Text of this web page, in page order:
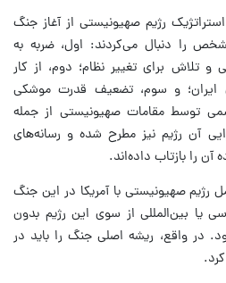
رژیم صهیونیستی از آغاز جنگ
را دنبال می‌کردند: اول، ضربه به
تلاش برای تغییر نظام؛ دوم، از کار
ایران؛ و سوم، تضعیف قدرت موشکی
توسط مقامات صهیونیستی از جمله
آن رژیم نیز مطرح شده و رسانه‌های
آن را بازتاب داده‌اند.
رژیم صهیونیستی با آمریکا در این جنگ
یا بین‌المللی از سوی این رژیم بدون
در واقع، ریشه اصلی جنگ را باید در